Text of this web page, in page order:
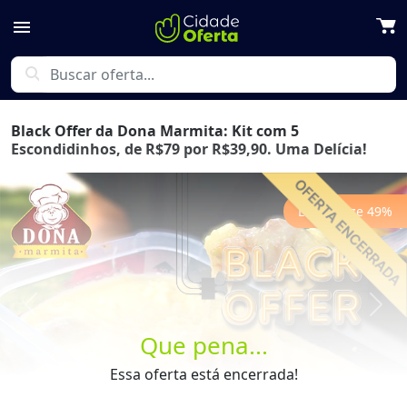
menu
search
Que pena...
Essa oferta está encerrada!
Black Offer da Dona Marmita: Kit com 5
Escondidinhos, de R$79 por R$39,90. Uma Delícia!
Economize 49%
Next